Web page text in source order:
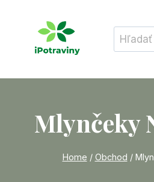
Hľadať:
Mlynčeky
Home / Obchod /